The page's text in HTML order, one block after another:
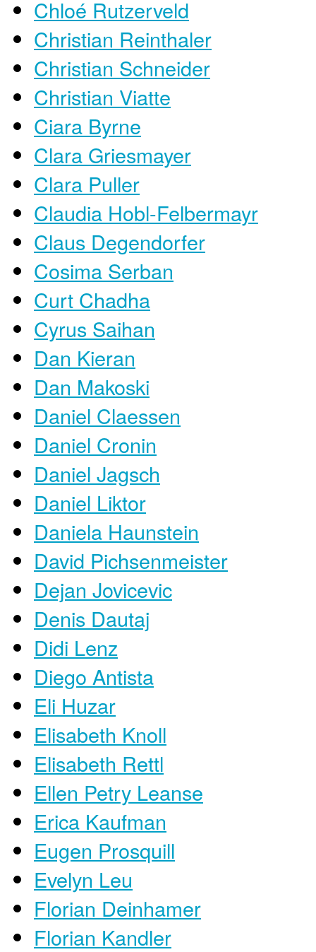
Chloé Rutzerveld
Christian Reinthaler
Christian Schneider
Christian Viatte
Ciara Byrne
Clara Griesmayer
Clara Puller
Claudia Hobl-Felbermayr
Claus Degendorfer
Cosima Serban
Curt Chadha
Cyrus Saihan
Dan Kieran
Dan Makoski
Daniel Claessen
Daniel Cronin
Daniel Jagsch
Daniel Liktor
Daniela Haunstein
David Pichsenmeister
Dejan Jovicevic
Denis Dautaj
Didi Lenz
Diego Antista
Eli Huzar
Elisabeth Knoll
Elisabeth Rettl
Ellen Petry Leanse
Erica Kaufman
Eugen Prosquill
Evelyn Leu
Florian Deinhamer
Florian Kandler